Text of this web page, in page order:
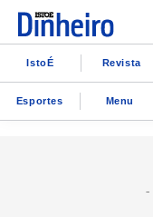
IstoÉ Revista
Esportes Menu